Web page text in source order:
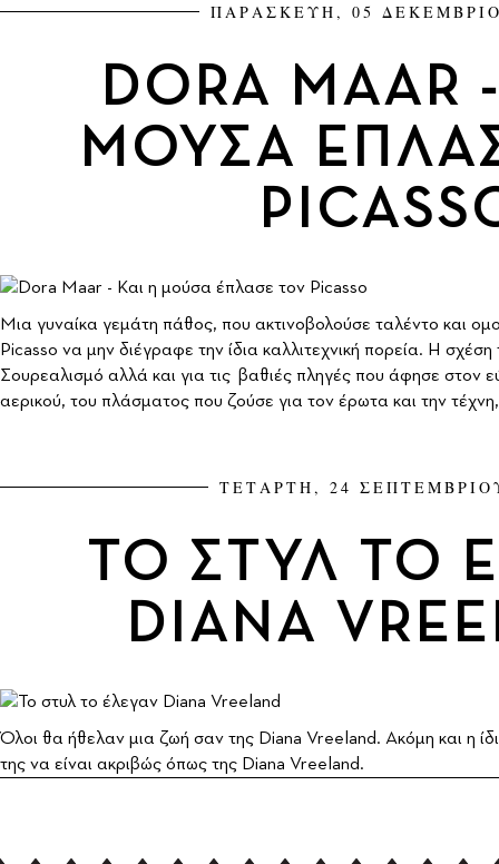
ΠΑΡΑΣΚΕΥΗ, 05
DORA MAAR
ΜΟΥΣΑ
Μια γυναίκα γεμάτη πάθος, που ακτινοβολούσε ταλέντο και
Picasso να μην διέγραφε την ίδια καλλιτεχνική πορεία. Η
Σουρεαλισμό αλλά και για τις βαθιές πληγές που άφησε στον
αερικού, του πλάσματος που ζούσε για τον έρωτα και την
ΤΕΤΑΡΤΗ, 24
ΤΟ ΣΤΥΛ ΤΟ
DIANA
Όλοι θα ήθελαν μια ζωή σαν της Diana Vreeland. Ακόμη και η
της να είναι ακριβώς όπως της Diana Vreeland.